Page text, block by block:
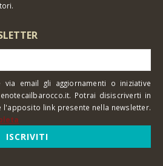
via email gli aggiornamenti o iniziative
Potrai disiscriverti in
link presente nella newsletter.